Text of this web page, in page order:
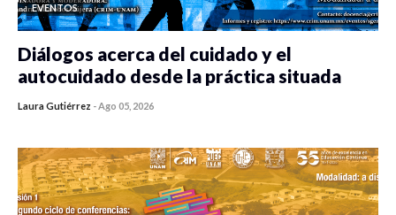
EVENTOS
Diálogos acerca del cuidado y el
autocuidado desde la práctica situada
Laura Gutiérrez -Ago 05, 2026